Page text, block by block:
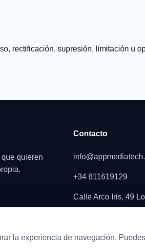
rectificación, supresión, limitación u
quieren
Contacto
+34 611619129
Calle Arco Iris, 49
la experiencia de navegación.